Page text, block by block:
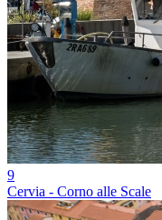
9
Cervia - Corno alle Scale